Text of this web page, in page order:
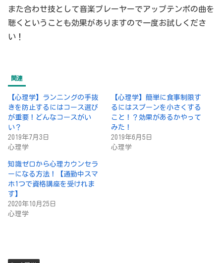
また合わせ技として音楽プレーヤーでアップテンポの曲を
聴くということも効果がありますので一度お試しくださ
い！
関連
【心理学】ランニングの手抜
きを防止するにはコース選び
が重要！どんなコースがい
い？
2019年7月3日
心理学
【心理学】簡単に食事制限す
るにはスプーンを小さくする
こと！？効果があるかやって
みた！
2019年6月5日
心理学
知識ゼロから心理カウンセラ
ーになる方法！【通勤中スマ
ホ1つで資格講座を受けれま
す】
2020年10月25日
心理学